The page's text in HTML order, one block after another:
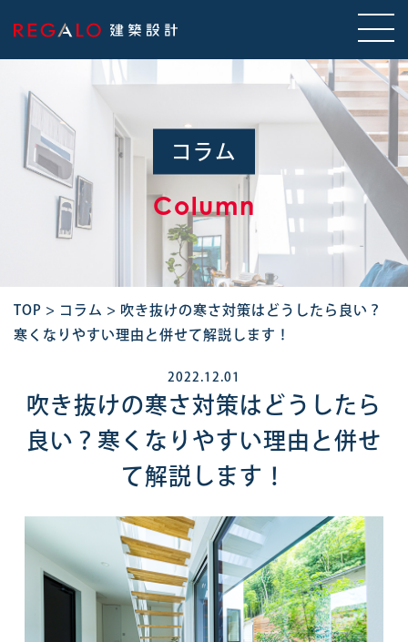
コラム
Column
TOP > コラム > 吹き抜けの寒さ対策はどうしたら良い？
寒くなりやすい理由と併せて解説します！
2022.12.01
吹き抜けの寒さ対策はどうしたら
良い？寒くなりやすい理由と併せ
て解説します！